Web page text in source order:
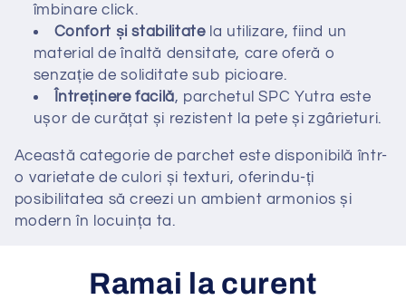
îmbinare click.
Confort și stabilitatela utilizare, fiind un
material de înaltă densitate, care oferă o
senzație de soliditate sub picioare.
Întreținere facilă, parchetul SPC Yutra este
ușor de curățat și rezistent la pete și zgârieturi.
Această categorie de parchet este disponibilă într-
o varietate de culori și texturi, oferindu-ți
posibilitatea să creezi un ambient armonios și
modern în locuința ta.
Ramai la curent